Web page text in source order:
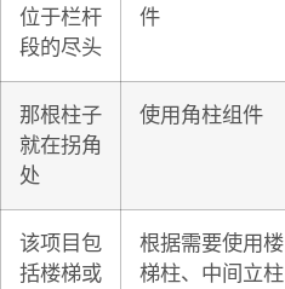
位于栏杆
段的尽头
件
那根柱子
就在拐角
处
使用角柱组件
该项目包
括楼梯或
根据需要使用楼
梯柱、中间立柱